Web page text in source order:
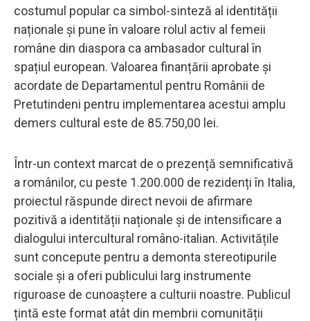
costumul popular ca simbol-sinteză al identității
naționale și pune în valoare rolul activ al femeii
române din diaspora ca ambasador cultural în
spațiul european. Valoarea finanțării aprobate și
acordate de Departamentul pentru Românii de
Pretutindeni pentru implementarea acestui amplu
demers cultural este de 85.750,00 lei.
Într-un context marcat de o prezență semnificativă
a românilor, cu peste 1.200.000 de rezidenți în Italia,
proiectul răspunde direct nevoii de afirmare
pozitivă a identității naționale și de intensificare a
dialogului intercultural româno-italian. Activitățile
sunt concepute pentru a demonta stereotipurile
sociale și a oferi publicului larg instrumente
riguroase de cunoaștere a culturii noastre. Publicul
țintă este format atât din membrii comunității